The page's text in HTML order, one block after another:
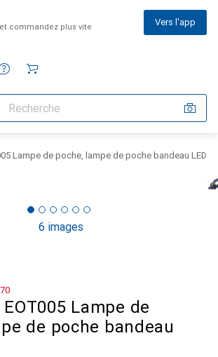
commandez plus vite Vers l'app
Lampe de poche, lampe de poche bandeau LED
6 images
EOT005 Lampe de
de poche bandeau